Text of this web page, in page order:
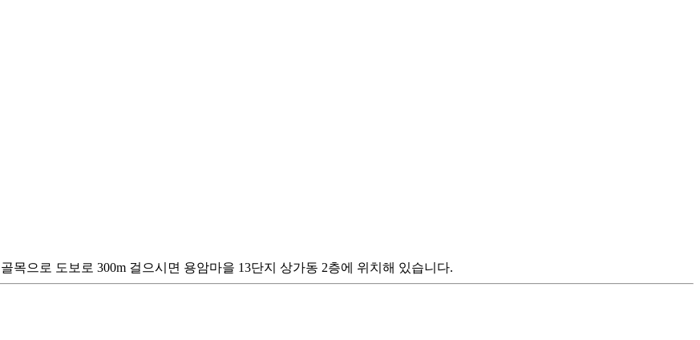
으로 도보로 300m 걸으시면 용암마을 13단지 상가동 2층에 위치해 있습니다.